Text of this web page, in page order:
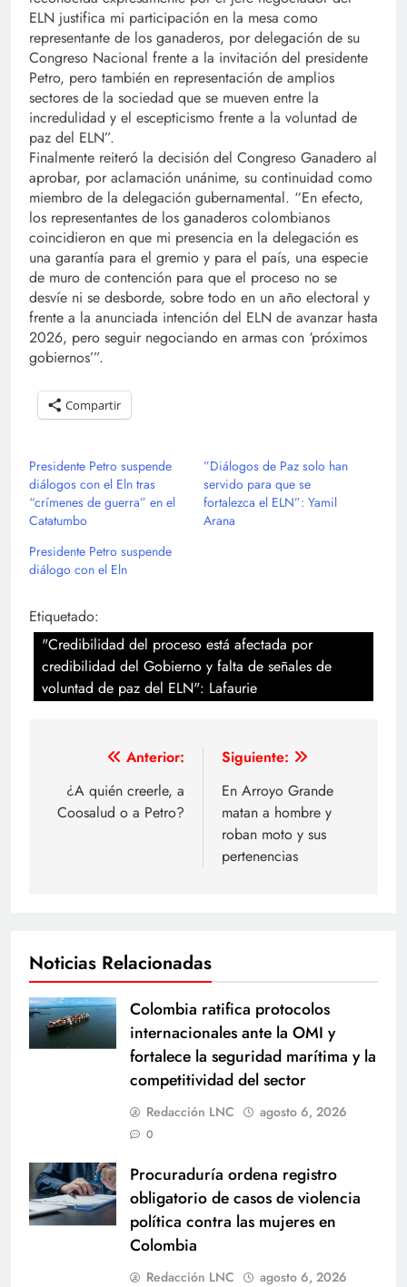
ELN justifica mi participación en la mesa como
representante de los ganaderos, por delegación de su
Congreso Nacional frente a la invitación del presidente
Petro, pero también en representación de amplios
sectores de la sociedad que se mueven entre la
incredulidad y el escepticismo frente a la voluntad de
paz del ELN”.
Finalmente reiteró la decisión del Congreso Ganadero al
aprobar, por aclamación unánime, su continuidad como
miembro de la delegación gubernamental. “En efecto,
los representantes de los ganaderos colombianos
coincidieron en que mi presencia en la delegación es
una garantía para el gremio y para el país, una especie
de muro de contención para que el proceso no se
desvíe ni se desborde, sobre todo en un año electoral y
frente a la anunciada intención del ELN de avanzar hasta
2026, pero seguir negociando en armas con ‘próximos
gobiernos’”.
Compartir
Presidente Petro suspende
diálogos con el Eln tras
“crímenes de guerra” en el
Catatumbo
”Diálogos de Paz solo han
servido para que se
fortalezca el ELN”: Yamil
Arana
Presidente Petro suspende
diálogo con el Eln
Etiquetado:
"Credibilidad del proceso está afectada por
credibilidad del Gobierno y falta de señales de
voluntad de paz del ELN": Lafaurie
Navegación
de
entradas
Anterior:
¿A quién creerle, a
Coosalud o a Petro?
Siguiente:
En Arroyo Grande
matan a hombre y
roban moto y sus
pertenencias
Noticias Relacionadas
Colombia ratifica protocolos
internacionales ante la OMI y
fortalece la seguridad marítima y la
competitividad del sector
Redacción LNC agosto 6, 2026
0
Procuraduría ordena registro
obligatorio de casos de violencia
política contra las mujeres en
Colombia
Redacción LNC agosto 6, 2026